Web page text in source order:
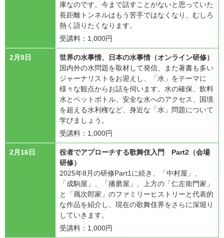
庫なのです。今まで話すことがないと思っていた
長距離トンネルはもう苦手ではなくなり、むしろ
熱く語りたくなります。
受講料：1,000円
2月9日
世界の水事情、日本の水事情（オンライン研修）
国内外の水問題を取材して発信、また著書も多い
ジャーナリストをお迎えし、「水」をテーマに
様々な観点からお話を伺います。水の確保、飲料
水とペットボトル、安全な水へのアクセス、国境
を超える水利権など、身近な「水」問題について
学びましょう。
受講料：1,000円
2月16日
役者でアプローチする歌舞伎入門 Part2（会場
研修）
2025年8月の研修Part1に続き、「中村屋」、
「成駒屋」、「播磨屋」、上方の「仁左衛門家」
と「鴈次郎家」のファミリーヒストリーと代表的
な作品を紹介し、現在の歌舞伎界をさらに深堀り
していきます。
受講料：1,000円